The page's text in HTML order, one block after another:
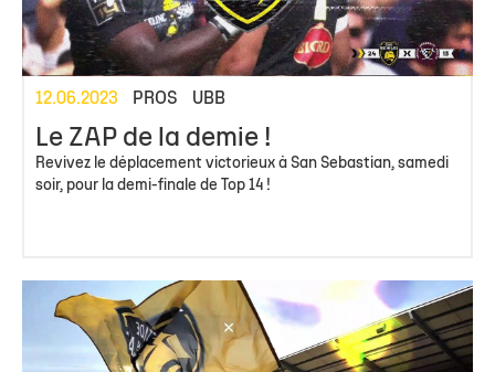
12.06.2023 PROS UBB
Le ZAP de la demie !
Revivez le déplacement victorieux à San Sebastian, samedi
soir, pour la demi-finale de Top 14 !